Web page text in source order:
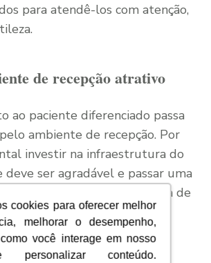
cookies para oferecer melhor
melhorar o desempenho,
você interage em nosso
conteúdo.
para atendê-los com atenção,
de recepção atrativo
ao paciente diferenciado passa
ambiente de recepção. Por
investir na infraestrutura do
ser agradável e passar uma
e cuidado, já que se trata de
saúde e ao bem-estar.
espera, as pessoas devem